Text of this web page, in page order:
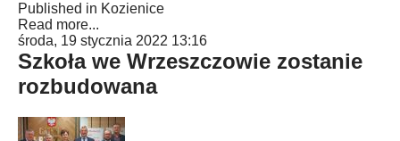
Published in Kozienice
Read more...
środa, 19 stycznia 2022 13:16
Szkoła we Wrzeszczowie zostanie
rozbudowana